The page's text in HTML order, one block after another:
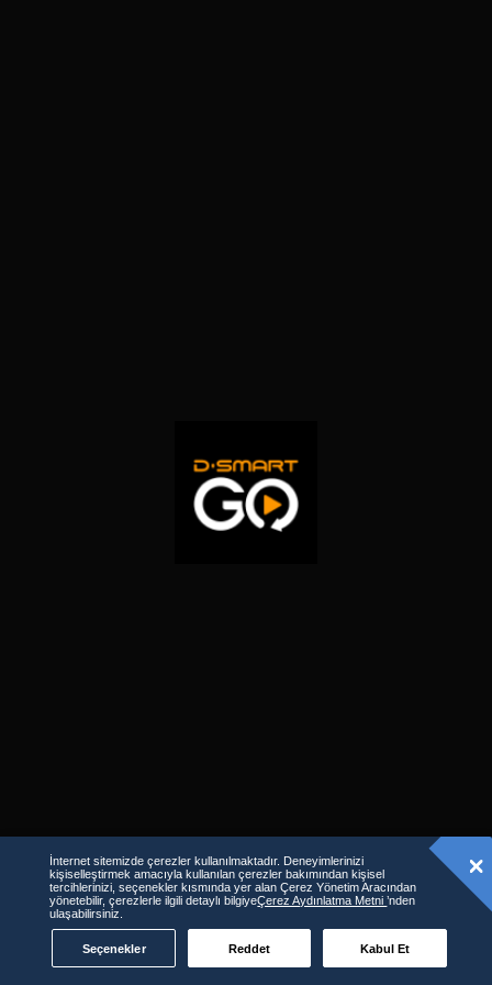
İnternet sitemizde çerezler kullanılmaktadır. Deneyimlerinizi
kişiselleştirmek amacıyla kullanılan çerezler bakımından kişisel
tercihlerinizi, seçenekler kısmında yer alan Çerez Yönetim Aracından
yönetebilir, çerezlerle ilgili detaylı bilgiyeÇerez Aydınlatma Metni’nden
ulaşabilirsiniz.
Seçenekler Reddet Kabul Et